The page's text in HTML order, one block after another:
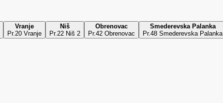
Vranje
Pr.20 Vranje
Niš
Pr.22 Niš 2
Obrenovac
Pr.42 Obrenovac
Smederevska Palanka
Pr.48 Smederevska Palanka